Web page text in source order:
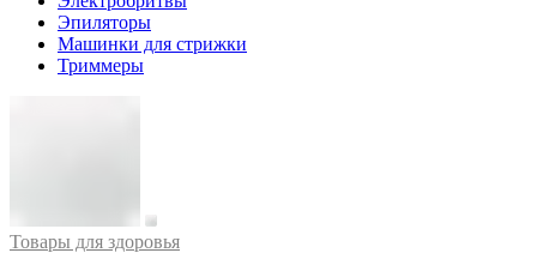
Эпиляторы
Машинки для стрижки
Триммеры
Товары для здоровья